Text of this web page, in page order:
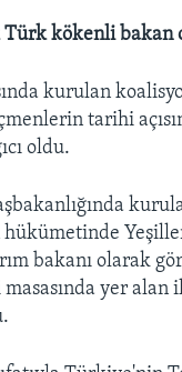
Türk kökenli bakan
kurulan
tarihi
oldu.
hükümetinde
bakanı olarak
yer alan